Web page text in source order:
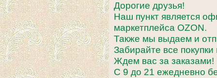
Дорогие друзья!
Наш пункт является
маркетплейса OZON.
Также мы выдаем и
Забирайте все
Ждем вас за заказами!
С 9 до 21 ежедневно